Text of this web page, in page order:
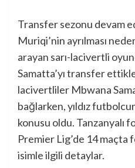
Transfer sezonu devam
Muriqi’nin ayrılması
arayan sarı-lacivertli
Samatta’yı transfer
lacivertliler Mbwana
bağlarken, yıldız
konusu oldu. Tanzanyalı
Premier Lig’de 14 maçta
isimle ilgili detaylar.